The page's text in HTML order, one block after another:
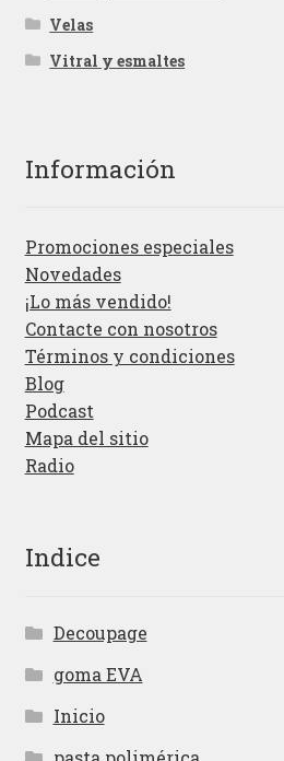
Velas
Vitral y esmaltes
Información
Promociones especiales
Novedades
¡Lo más vendido!
Contacte con nosotros
Términos y condiciones
Blog
Podcast
Mapa del sitio
Radio
Indice
Decoupage
goma EVA
Inicio